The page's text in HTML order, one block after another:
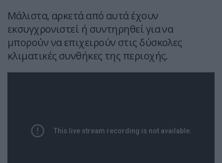
Μάλιστα, αρκετά από αυτά έχουν
εκσυγχρονιστεί ή συντηρηθεί για να
μπορούν να επιχειρούν στις δύσκολες
κλιματικές συνθήκες της περιοχής.